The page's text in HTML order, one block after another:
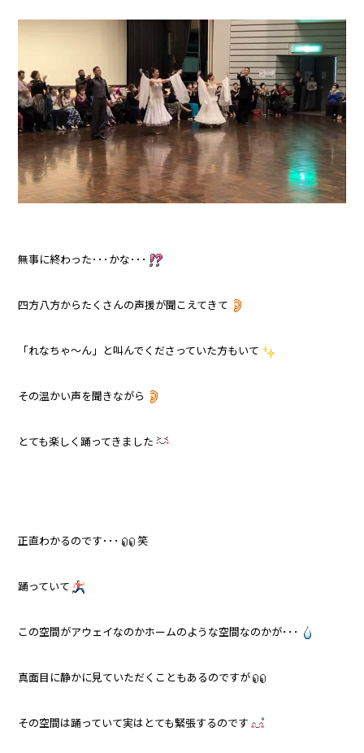
無事に終わった･･･かな･･･
四方八方からたくさんの声援が聞こえてきて
「れなちゃ～ん」と叫んでくださっていた方もいて
その温かい声を聞きながら
とても楽しく踊ってきました
正直わかるのです･･･ 笑
踊っていて
この空間がアウェイなのかホームのような空間なのかが･･･
真面目に静かに見ていただくこともあるのですが
その空間は踊っていて実はとても緊張するのです